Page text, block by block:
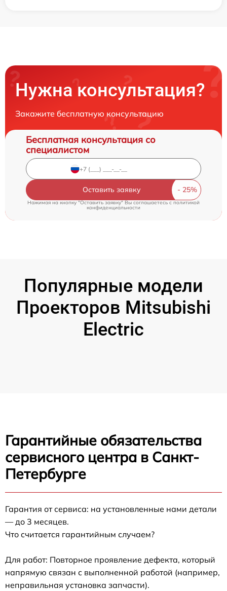
Нужна консультация?
Закажите бесплатную консультацию
Бесплатная консультация со
специалистом
Оставить заявку
Нажимая на кнопку "Оставить заявку" Вы соглашаетесь c политикой
конфиденциальности
Популярные модели
Проекторов Mitsubishi
Electric
Гарантийные обязательства
сервисного центра в Санкт-
Петербурге
Гарантия от сервиса: на установленные нами детали
— до 3 месяцев.
Что считается гарантийным случаем?
Для работ: Повторное проявление дефекта, который
напрямую связан с выполненной работой (например,
неправильная установка запчасти).